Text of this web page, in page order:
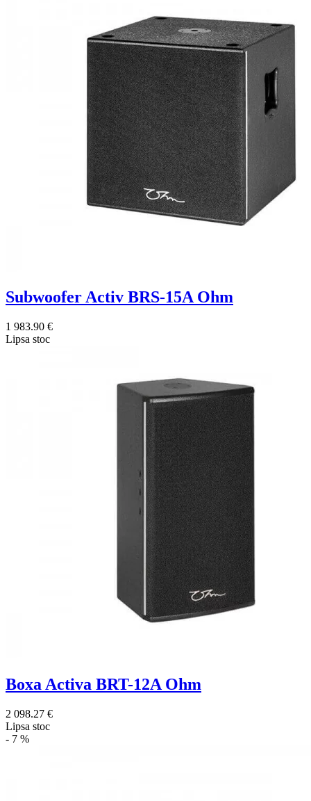
Subwoofer Activ BRS-15A Ohm
1 983.90 €
Lipsa stoc
Boxa Activa BRT-12A Ohm
2 098.27 €
Lipsa stoc
- 7 %